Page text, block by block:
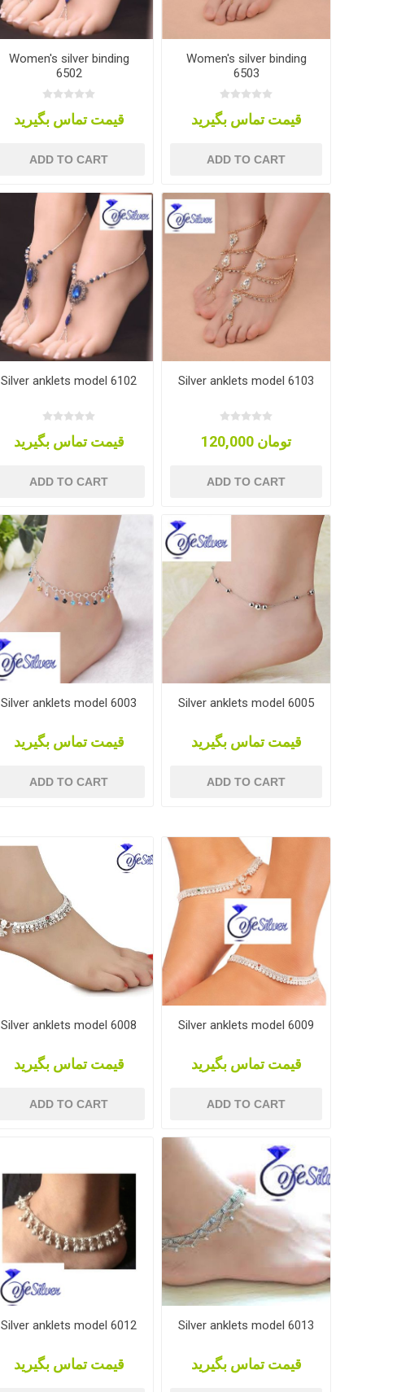
Women's silver binding
6502
قیمت تماس بگیرید
ADD TO CART
Women's silver binding
6503
قیمت تماس بگیرید
ADD TO CART
Silver anklets model 6102
قیمت تماس بگیرید
ADD TO CART
Silver anklets model 6103
120,000 تومان
ADD TO CART
Silver anklets model 6003
قیمت تماس بگیرید
ADD TO CART
Silver anklets model 6005
قیمت تماس بگیرید
ADD TO CART
Silver anklets model 6008
قیمت تماس بگیرید
ADD TO CART
Silver anklets model 6009
قیمت تماس بگیرید
ADD TO CART
Silver anklets model 6012
قیمت تماس بگیرید
Silver anklets model 6013
قیمت تماس بگیرید